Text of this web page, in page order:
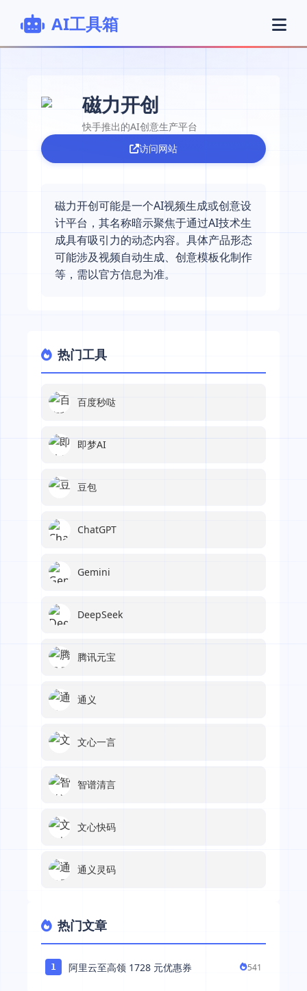
AI工具箱
磁力开创
快手推出的AI创意生产平台
访问网站
磁力开创可能是一个AI视频生成或创意设
计平台，其名称暗示聚焦于通过AI技术生
成具有吸引力的动态内容。具体产品形态
可能涉及视频自动生成、创意模板化制作
等，需以官方信息为准。
热门工具
百度秒哒
即梦AI
豆包
ChatGPT
Gemini
DeepSeek
腾讯元宝
通义
文心一言
智谱清言
文心快码
通义灵码
热门文章
1 阿里云至高领 1728 元优惠券 541